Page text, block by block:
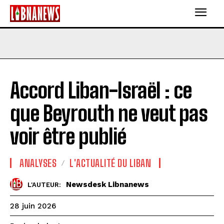
Accord Liban-Israël : ce
que Beyrouth ne veut pas
voir être publié
ANALYSES L'ACTUALITÉ DU LIBAN
L'AUTEUR: Newsdesk Libnanews
28 juin 2026